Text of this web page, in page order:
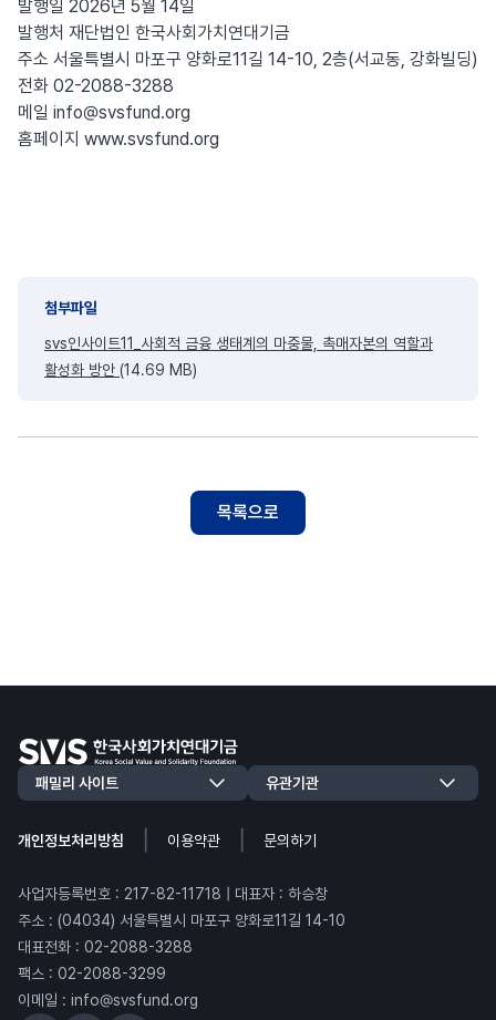
발행일 2026년 5월 14일
발행처 재단법인 한국사회가치연대기금
주소 서울특별시 마포구 양화로11길 14-10, 2층(서교동, 강화빌딩)
전화 02-2088-3288
메일 info@svsfund.org
홈페이지 www.svsfund.org
첨부파일
svs인사이트11_사회적 금융 생태계의 마중물, 촉매자본의 역할과
활성화 방안 (14.69 MB)
목록으로
개인정보처리방침 이용약관 문의하기
사업자등록번호 : 217-82-11718 | 대표자 : 하승창
주소 : (04034) 서울특별시 마포구 양화로11길 14-10
대표전화 : 02-2088-3288
팩스 : 02-2088-3299
이메일 : info@svsfund.org